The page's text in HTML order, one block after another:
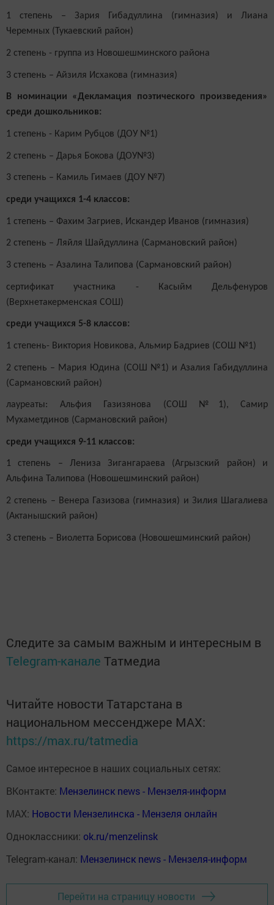
1 степень – Зария Гибадуллина (гимназия) и Лиана
Черемных (Тукаевский район)
2 степень - группа из Новошешминского района
3 степень – Айзиля Исхакова (гимназия)
В номинации «Декламация поэтического произведения»
среди дошкольников:
1 степень - Карим Рубцов (ДОУ №1)
2 степень – Дарья Бокова (ДОУ№3)
3 степень – Камиль Гимаев (ДОУ №7)
среди учащихся 1-4 классов:
1 степень – Фахим Загриев, Искандер Иванов (гимназия)
2 степень – Ляйля Шайдуллина (Сармановский район)
3 степень – Азалина Талипова (Сармановский район)
сертификат участника - Касыйм Дельфенуров
(Верхнетакерменская СОШ)
среди учащихся 5-8 классов:
1 степень- Виктория Новикова, Альмир Бадриев (СОШ №1)
2 степень – Мария Юдина (СОШ №1) и Азалия Габидуллина
(Сармановский район)
лауреаты: Альфия Газизянова (СОШ №1), Самир
Мухаметдинов (Сармановский район)
среди учащихся 9-11 классов:
1 степень – Лениза Зигангараева (Агрызский район) и
Альфина Талипова (Новошешминский район)
2 степень – Венера Газизова (гимназия) и Зилия Шагалиева
(Актанышский район)
3 степень – Виолетта Борисова (Новошешминский район)
Следите за самым важным и интересным в
Telegram-канале Татмедиа
Читайте новости Татарстана в
национальном мессенджере MАХ:
https://max.ru/tatmedia
Самое интересное в наших социальных сетях:
ВКонтакте: Мензелинск news - Мензеля-информ
MAX: Новости Мензелинска - Мензеля онлайн
Одноклассники: ok.ru/menzelinsk
Telegram-канал: Мензелинск news - Мензеля-информ
Перейти на страницу новости